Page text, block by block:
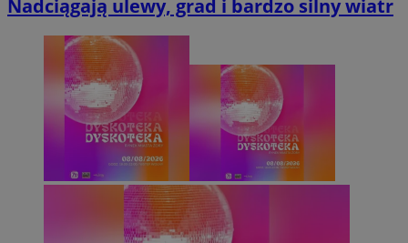
Nadciągają ulewy, grad i bardzo silny wiatr